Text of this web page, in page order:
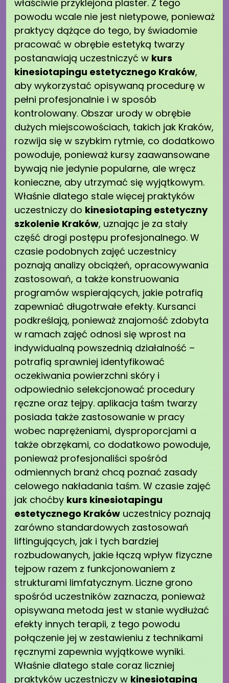
właściwie przyklejona plaster. Z tego
powodu wcale nie jest nietypowe, ponieważ
praktycy dążące do tego, by świadomie
pracować w obrębie estetyką twarzy
postanawiają uczestniczyć w kurs
kinesiotapingu estetycznego Kraków,
aby wykorzystać opisywaną procedurę w
pełni profesjonalnie i w sposób
kontrolowany. Obszar urody w obrębie
dużych miejscowościach, takich jak Kraków,
rozwija się w szybkim rytmie, co dodatkowo
powoduje, ponieważ kursy zaawansowane
bywają nie jedynie popularne, ale wręcz
konieczne, aby utrzymać się wyjątkowym.
Właśnie dlatego stale więcej praktyków
uczestniczy do kinesiotaping estetyczny
szkolenie Kraków, uznając je za stały
część drogi postępu profesjonalnego. W
czasie podobnych zajęć uczestnicy
poznają analizy obciążeń, opracowywania
zastosowań, a także konstruowania
programów wspierających, jakie potrafią
zapewniać długotrwałe efekty. Kursanci
podkreślają, ponieważ znajomość zdobyta
w ramach zajęć odnosi się wprost na
indywidualną powszednią działalność –
potrafią sprawniej identyfikować
oczekiwania powierzchni skóry i
odpowiednio selekcjonować procedury
ręczne oraz tejpy. aplikacja taśm twarzy
posiada także zastosowanie w pracy
wobec naprężeniami, dysproporcjami a
także obrzękami, co dodatkowo powoduje,
ponieważ profesjonaliści spośród
odmiennych branż chcą poznać zasady
celowego nakładania taśm. W czasie zajęć
jak choćby kurs kinesiotapingu
estetycznego Kraków uczestnicy poznają
zarówno standardowych zastosowań
liftingujących, jak i tych bardziej
rozbudowanych, jakie łączą wpływ fizyczne
tejpow razem z funkcjonowaniem z
strukturami limfatycznym. Liczne grono
spośród uczestników zaznacza, ponieważ
opisywana metoda jest w stanie wydłużać
efekty innych terapii, z tego powodu
połączenie jej w zestawieniu z technikami
ręcznymi zapewnia wyjątkowe wyniki.
Właśnie dlatego stale coraz liczniej
praktyków uczestniczy w kinesiotaping